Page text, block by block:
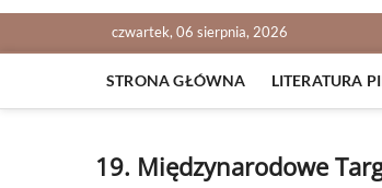
czwartek, 06 sierpnia, 2026
STRONA GŁÓWNA LITERATURA
19. Międzynarodowe